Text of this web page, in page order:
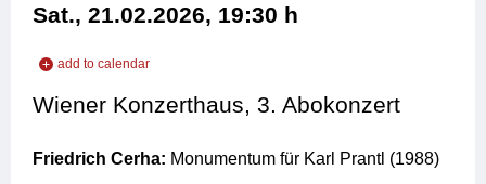
Sat., 21.02.2026, 19:30 h
add to calendar
add to Outlook
Wiener Konzerthaus, 3. Abokonzert
Friedrich Cerha: Monumentum für Karl Prantl (1988)